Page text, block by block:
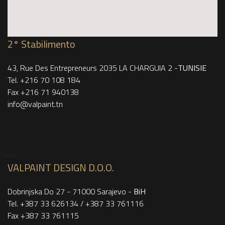
2° Stabilimento
43, Rue Des Entrepreneurs 2035 LA CHARGUIA 2 -TUNISIE
Tel. +216 70 108 184
Fax +216 71 940138
info@valpaint.tn
VALPAINT DESIGN D.O.O.
Dobrinjska Do 27 - 71000 Sarajevo - BiH
Tel. +387 33 626134 / +387 33 761116
Fax +387 33 761115